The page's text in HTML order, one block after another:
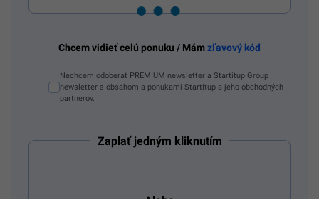
Chcem vidieť celú ponuku / Mámzľavový kód
Nechcem odoberať PREMIUM newsletter a Startitup Group
newsletter s obsahom a ponukami Startitup a jeho obchodných
partnerov.
Zaplať jedným kliknutím